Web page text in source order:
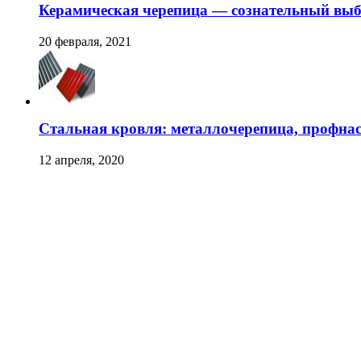
Керамическая черепица — сознательный
20 февраля, 2021
Стальная кровля: металлочерепица,
12 апреля, 2020